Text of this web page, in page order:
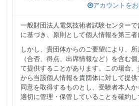
アカウントを
一般財団法人電気技術者試験センター
に基づき、原則として個人情報を第三者
しかし、貴団体からのご要望により、
（合否、得点、出席情報など）を含む
て提供することがあります。この場合
から当該個人情報を貴団体に対して提
同意を取得するものとし、受験者本人
適切に管理・保管していることを確約し